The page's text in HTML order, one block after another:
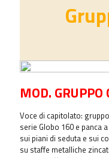
MOD. GRUPPO
Voce di capitolato:
serie Globo 160 e panca
sui piani di seduta e sui
su staffe metalliche